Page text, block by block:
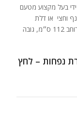
בעל מקצוע מטעם
וחצי או דלת
דו-כנפית. מידה מקסימלית של כנף בודדת:רוחב 112 ס״מ, גובה
נפחות – לחץ